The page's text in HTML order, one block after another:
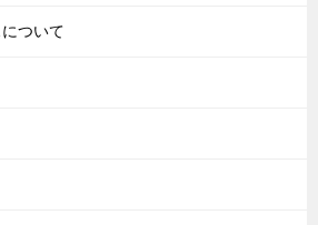
ついて